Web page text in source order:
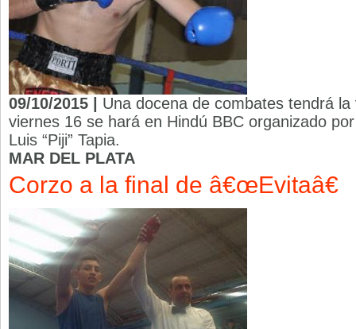
09/10/2015 | Una docena de combates tendrá la
viernes 16 se hará en Hindú BBC organizado
Luis “Piji” Tapia.
MAR DEL PLATA
Corzo a la final de â€œEvitaâ€